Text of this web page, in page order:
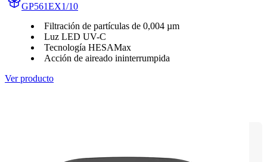
GP561EX1/10
Filtración de partículas de 0,004 µm
Luz LED UV-C
Tecnología HESAMax
Acción de aireado ininterrumpida
Ver producto